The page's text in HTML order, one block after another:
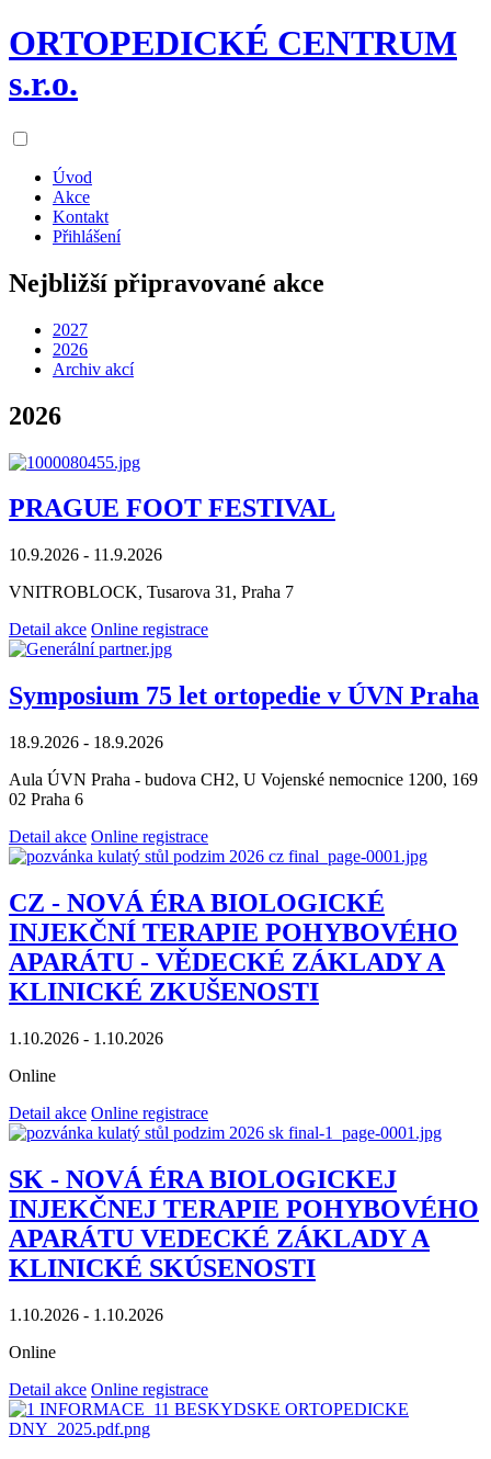
ORTOPEDICKÉ CENTRUM
s.r.o.
Úvod
Akce
Kontakt
Přihlášení
Nejbližší připravované akce
2027
2026
Archiv akcí
2026
PRAGUE FOOT FESTIVAL
10.9.2026 - 11.9.2026
VNITROBLOCK, Tusarova 31, Praha 7
Detail akce Online registrace
Symposium 75 let ortopedie v ÚVN Praha
18.9.2026 - 18.9.2026
Aula ÚVN Praha - budova CH2, U Vojenské nemocnice 1200, 169
02 Praha 6
Detail akce Online registrace
CZ - NOVÁ ÉRA BIOLOGICKÉ
INJEKČNÍ TERAPIE POHYBOVÉHO
APARÁTU - VĚDECKÉ ZÁKLADY A
KLINICKÉ ZKUŠENOSTI
1.10.2026 - 1.10.2026
Online
Detail akce Online registrace
SK - NOVÁ ÉRA BIOLOGICKEJ
INJEKČNEJ TERAPIE POHYBOVÉHO
APARÁTU VEDECKÉ ZÁKLADY A
KLINICKÉ SKÚSENOSTI
1.10.2026 - 1.10.2026
Online
Detail akce Online registrace